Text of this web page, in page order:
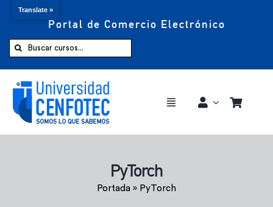
Portal de Comercio Electrónico
Buscar:
Toggle
Comprar ahora
PyTorch
Portada » PyTorch
Translate »